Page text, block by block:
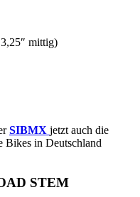
mittig)
SIBMX jetzt auch die
Bikes in Deutschland
STEM